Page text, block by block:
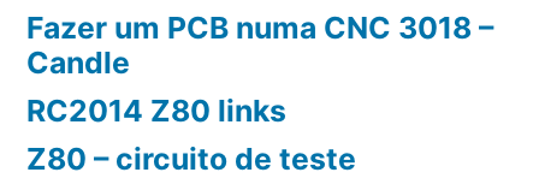
Fazer um PCB numa CNC 3018 –
Candle
RC2014 Z80 links
Z80 – circuito de teste